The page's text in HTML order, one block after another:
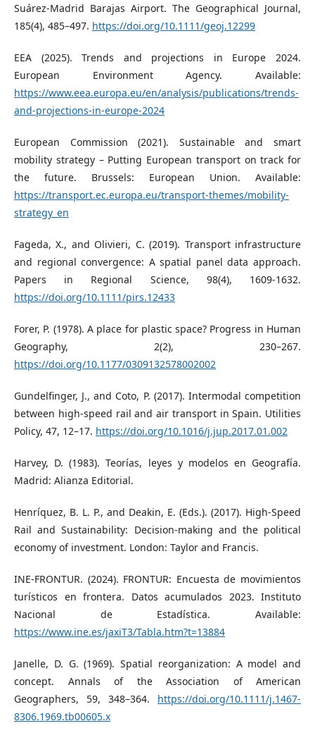
Suárez-Madrid Barajas Airport. The Geographical Journal,
185(4), 485–497. https://doi.org/10.1111/geoj.12299
EEA (2025). Trends and projections in Europe 2024.
European Environment Agency. Available:
https://www.eea.europa.eu/en/analysis/publications/trends-
and-projections-in-europe-2024
European Commission (2021). Sustainable and smart
mobility strategy – Putting European transport on track for
the future. Brussels: European Union. Available:
https://transport.ec.europa.eu/transport-themes/mobility-
strategy_en
Fageda, X., and Olivieri, C. (2019). Transport infrastructure
and regional convergence: A spatial panel data approach.
Papers in Regional Science, 98(4), 1609-1632.
https://doi.org/10.1111/pirs.12433
Forer, P. (1978). A place for plastic space? Progress in Human
Geography, 2(2), 230–267.
https://doi.org/10.1177/0309132578002002
Gundelfinger, J., and Coto, P. (2017). Intermodal competition
between high-speed rail and air transport in Spain. Utilities
Policy, 47, 12–17. https://doi.org/10.1016/j.jup.2017.01.002
Harvey, D. (1983). Teorías, leyes y modelos en Geografía.
Madrid: Alianza Editorial.
Henríquez, B. L. P., and Deakin, E. (Eds.). (2017). High-Speed
Rail and Sustainability: Decision-making and the political
economy of investment. London: Taylor and Francis.
INE-FRONTUR. (2024). FRONTUR: Encuesta de movimientos
turísticos en frontera. Datos acumulados 2023. Instituto
Nacional de Estadística. Available:
https://www.ine.es/jaxiT3/Tabla.htm?t=13884
Janelle, D. G. (1969). Spatial reorganization: A model and
concept. Annals of the Association of American
Geographers, 59, 348–364. https://doi.org/10.1111/j.1467-
8306.1969.tb00605.x